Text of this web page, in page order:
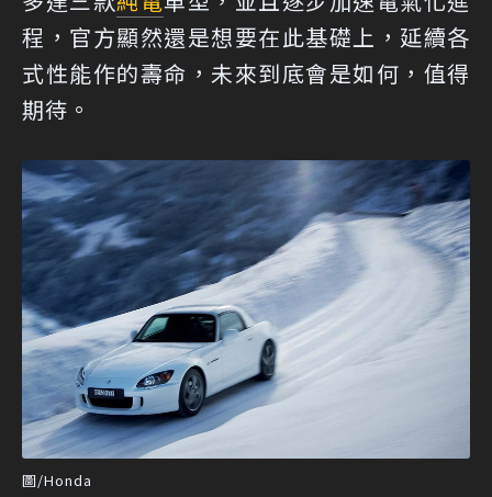
程，官方顯然還是想要在此基礎上，延續各
式性能作的壽命，未來到底會是如何，值得
期待。
圖/Honda